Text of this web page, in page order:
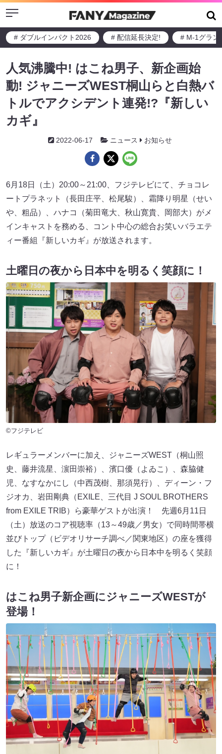
Menu
# ダブルインパクト2026 # 配信延長決定! # M-1グラン
人気沸騰中! はこね男子、新企画始
動! ジャニーズWEST桐山らと白熱バ
トルでアクシデント連発!?『新しい
カギ』
2022-06-17 ニュース お知らせ
6月18日（土）20:00～21:00、フジテレビにて、チョコレ
ートプラネット（長田庄平、松尾駿）、霜降り明星（せい
や、粗品）、ハナコ（菊田竜大、秋山寛貴、岡部大）がメ
インキャストを務める、コント中心の総合お笑いバラエテ
ィー番組『新しいカギ』が放送されます。
土曜日の夜から日本中を明るく笑顔に！
©フジテレビ
レギュラーメンバーに加え、ジャニーズWEST（桐山照
史、藤井流星、濵田崇裕）、濱口優（よゐこ）、森脇健
児、なすなかにし（中西茂樹、那須晃行）、ディーン・フ
ジオカ、岩田剛典（EXILE、三代目 J SOUL BROTHERS
from EXILE TRIB）ら豪華ゲストが出演！ 先週6月11日
（土）放送のコア視聴率（13～49歳／男女）で同時間帯横
並びトップ（ビデオリサーチ調べ／関東地区）の座を獲得
した『新しいカギ』が土曜日の夜から日本中を明るく笑顔
に！
はこね男子新企画にジャニーズWESTが
登場！